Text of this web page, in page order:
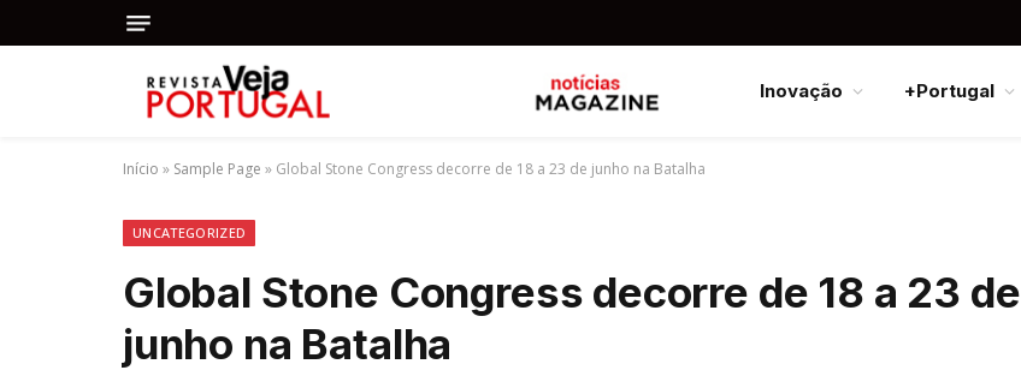
Inovação +Portugal
Início » Sample Page » Global Stone Congress decorre de 18 a 23 de junho na Batalha
UNCATEGORIZED
Global Stone Congress decorre de 18 a 23 de
junho na Batalha